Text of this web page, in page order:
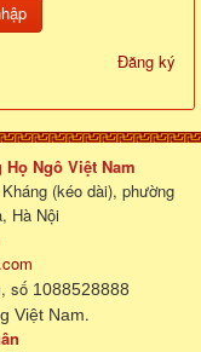
Đăng ký
Ngô Việt Nam
(kéo dài), phường
Hà Nội
số 1088528888
Việt Nam.